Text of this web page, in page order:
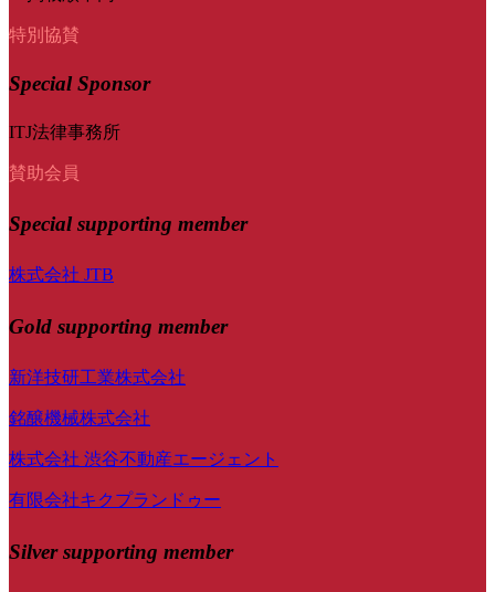
特別協賛
Special Sponsor
ITJ法律事務所
賛助会員
Specialsupporting member
株式会社 JTB
Gold supporting member
新洋技研工業株式会社
銘醸機械株式会社
株式会社 渋谷不動産エージェント
有限会社キクプランドゥー
Silver supporting member